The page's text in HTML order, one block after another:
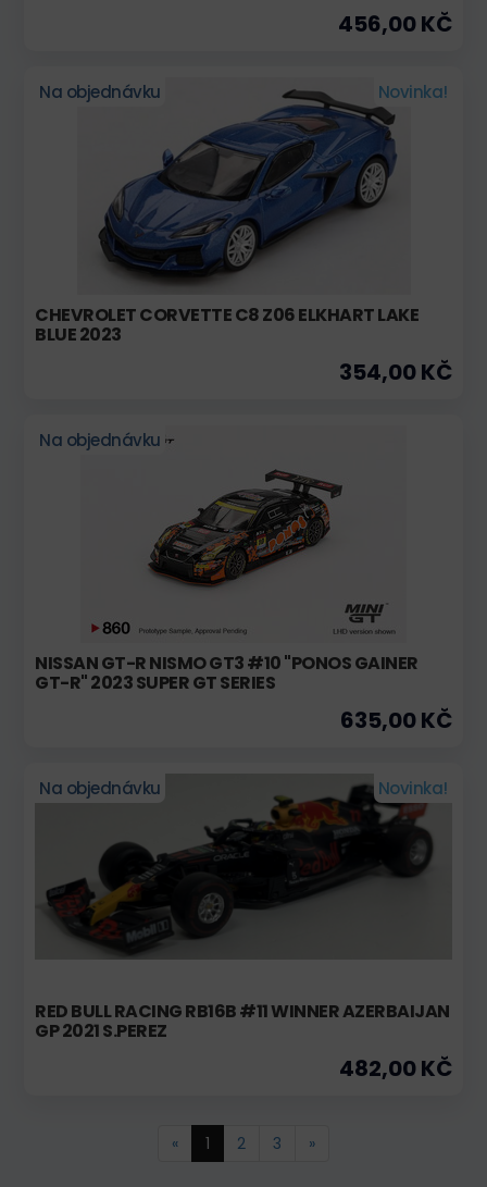
456,00 KČ
Na objednávku Novinka!
CHEVROLET CORVETTE C8 Z06 ELKHART LAKE
BLUE 2023
354,00 KČ
Na objednávku
NISSAN GT-R NISMO GT3 #10 "PONOS GAINER
GT-R" 2023 SUPER GT SERIES
635,00 KČ
Na objednávku Novinka!
RED BULL RACING RB16B #11 WINNER AZERBAIJAN
GP 2021 S.PEREZ
482,00 KČ
« 1 2 3 »